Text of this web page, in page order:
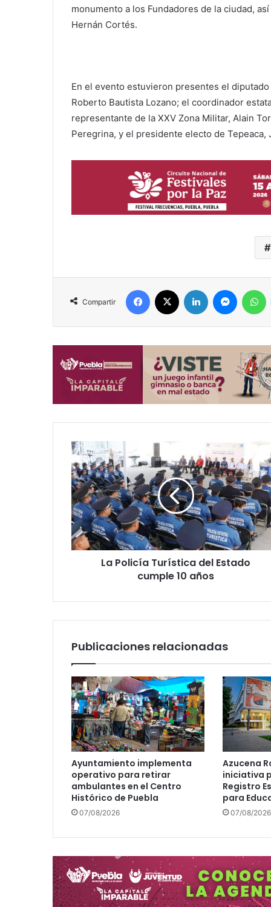
monumento a los Fundadores de la ciudad,
Hernán Cortés.
En el evento estuvieron presentes el
Roberto Bautista Lozano; el coordinador
representante de la XXV Zona Militar, Alain
Peregrina, y el presidente electo de Tepeaca,
Compartir
L
a
P
o
l
i
c
í
a
í
c
a
d
e
l
E
s
t
a
d
o
c
u
m
e
1
0
a
La Policía Turística del Estado
cumple 10 años
Publicaciones relacionadas
Ayuntamiento implementa
operativo para retirar
ambulantes en el Centro
Histórico de Puebla
07/08/2026
Azucena
iniciativa
Registro
para
07/08/2026